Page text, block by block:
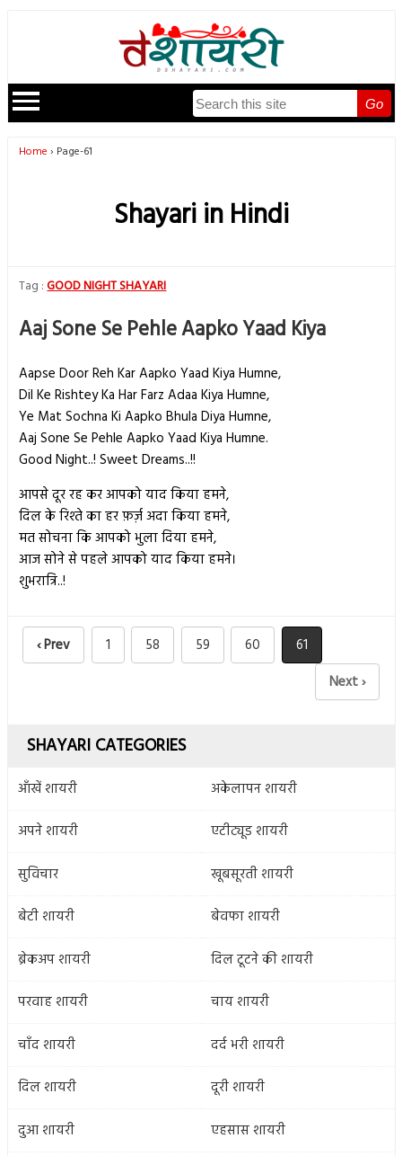
Go
Home Page-61
Shayari in Hindi
GOOD NIGHT SHAYARI
Aaj Sone Se Pehle Aapko Yaad Kiya
Aapse Door Reh Kar Aapko Yaad Kiya Humne,
Dil Ke Rishtey Ka Har Farz Adaa Kiya Humne,
Ye Mat Sochna Ki Aapko Bhula Diya Humne,
Aaj Sone Se Pehle Aapko Yaad Kiya Humne.
Good Night..! Sweet Dreams..!!
आपसे दूर रह कर आपको याद किया हमने,
दिल के रिश्ते का हर फ़र्ज़ अदा किया हमने,
मत सोचना कि आपको भुला दिया हमने,
आज सोने से पहले आपको याद किया हमने।
शुभरात्रि..!
‹ Prev 1 58 59 60
61
Next ›
SHAYARI CATEGORIES
आँखें शायरी
अकेलापन शायरी
अपने शायरी
एटीट्यूड शायरी
सुविचार
खूबसूरती शायरी
बेटी शायरी
बेवफा शायरी
ब्रेकअप शायरी
दिल टूटने की शायरी
परवाह शायरी
चाय शायरी
चाँद शायरी
दर्द भरी शायरी
दिल शायरी
दूरी शायरी
दुआ शायरी
एहसास शायरी